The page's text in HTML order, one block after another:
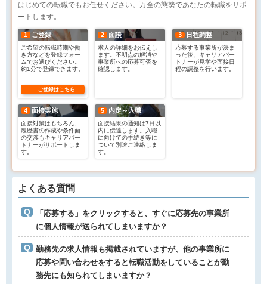
はじめての転職でもお任せください。万全の態勢であなたの転職をサポ
ートします。
1 ご登録
ご希望の転職時期や働
き方などを登録フォー
ムでお選びください。
約1分で登録できます。
ご登録はこちら
2 面談
求人の詳細をお伝えし
ます。不明点の解消や
事業所への応募可否を
確認します。
3 日程調整
応募する事業所が決ま
った後、キャリアパー
トナーが見学や面接日
程の調整を行います。
4 面接実施
面接対策はもちろん、
履歴書の作成や条件面
の交渉もキャリアパー
トナーがサポートしま
す。
5 内定～入職
面接結果の通知は7日以
内に伝達します。入職
に向けての手続き等に
ついて別途ご連絡しま
す。
よくある質問
「応募する」をクリックすると、すぐに応募先の事業所
に個人情報が送られてしまいますか？
勤務先の求人情報も掲載されていますが、他の事業所に
応募や問い合わせをすると転職活動をしていることが勤
務先にも知られてしまいますか？